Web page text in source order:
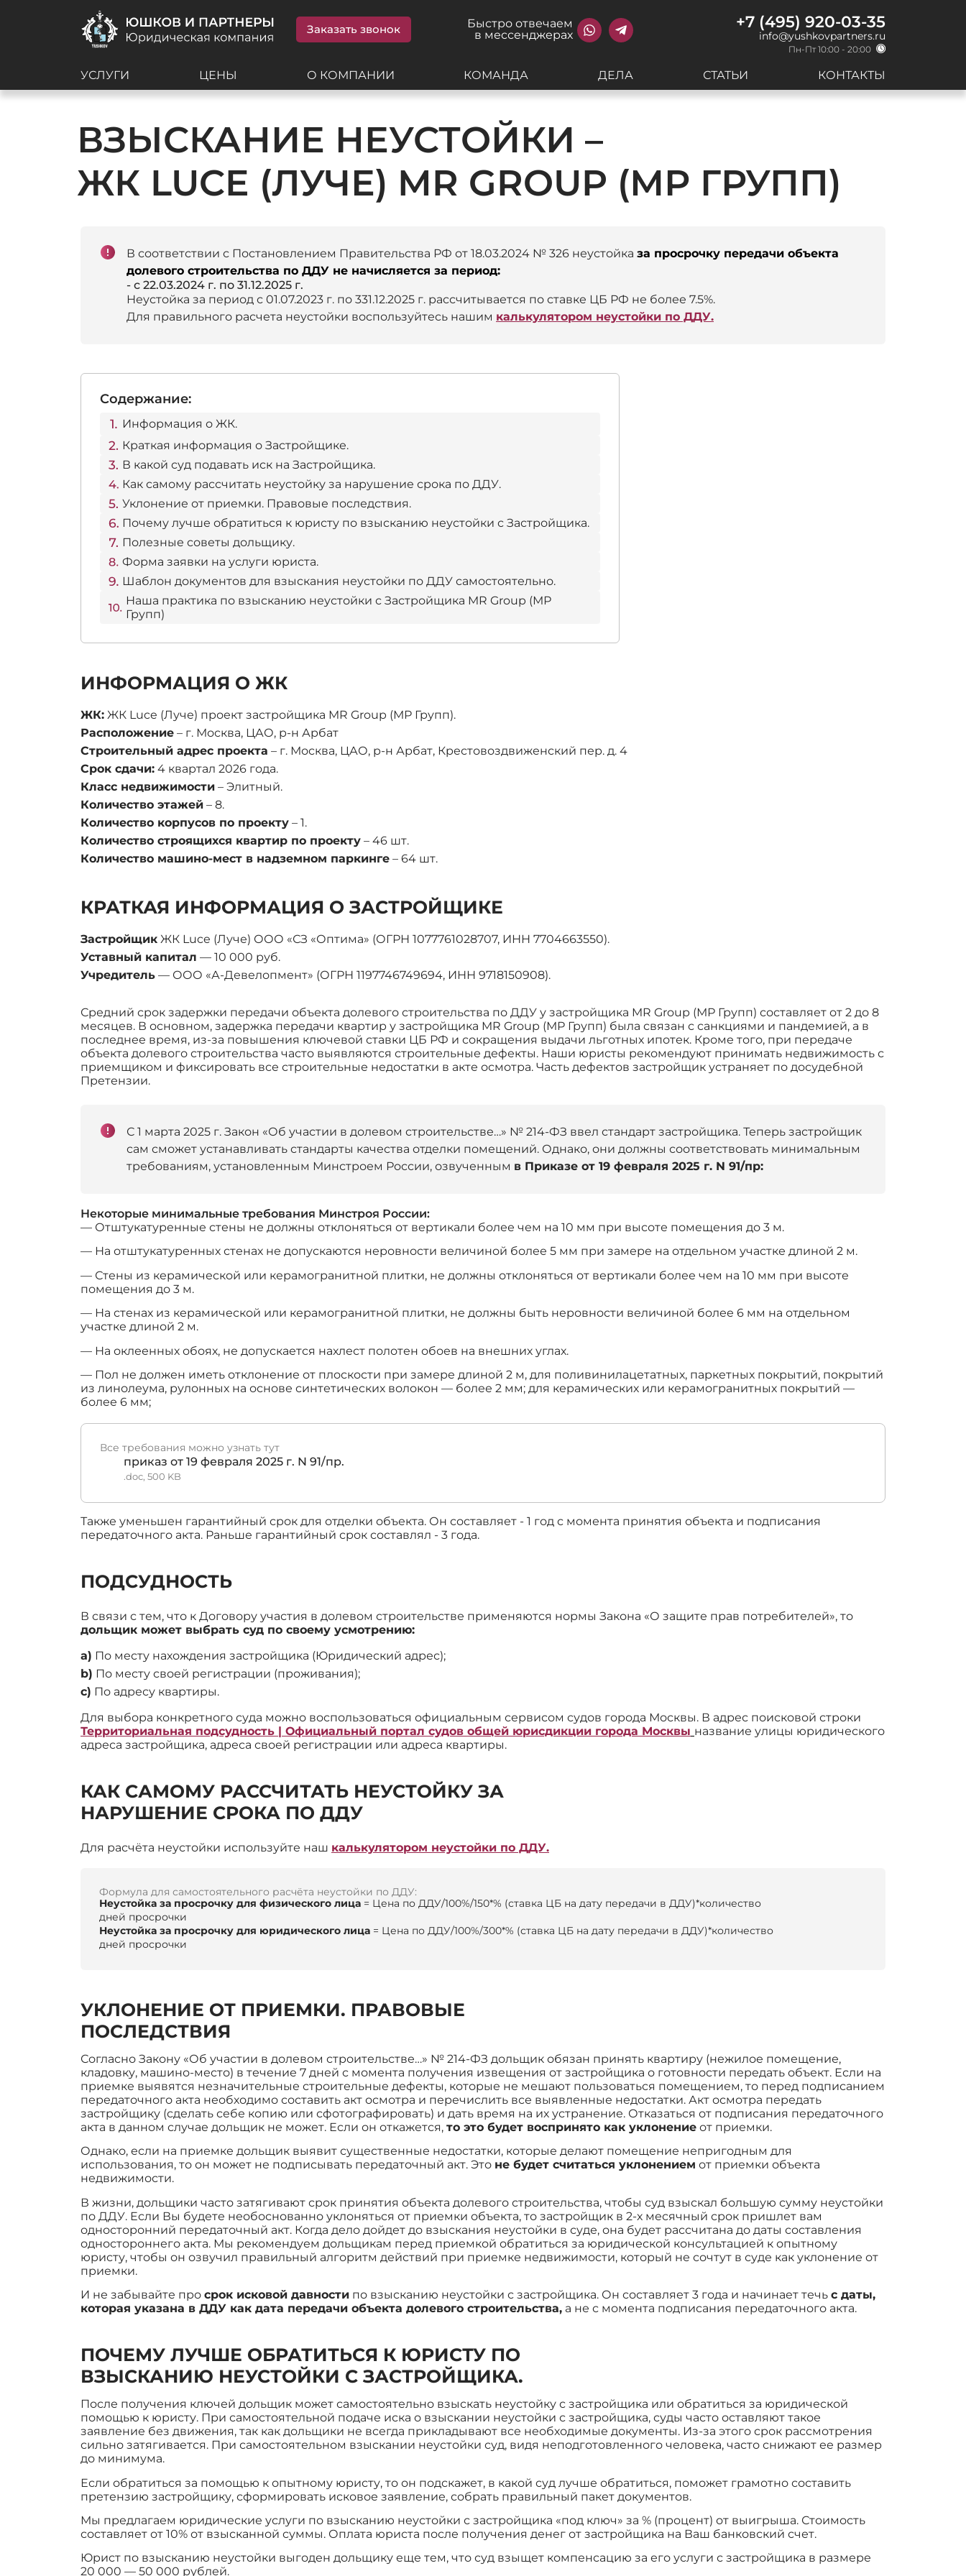
Заказать звонок
Быстро отвечаем
в мессенджерах
+7 (495) 920-03-35
info@yushkovpartners.ru
Пн-Пт 10:00 - 20:00
УСЛУГИ ЦЕНЫ О КОМПАНИИ КОМАНДА ДЕЛА СТАТЬИ КОНТАКТЫ
ВЗЫСКАНИЕ НЕУСТОЙКИ –
ЖК LUCE (ЛУЧЕ) MR GROUP (МР ГРУПП)
В соответствии с Постановлением Правительства РФ от 18.03.2024 № 326 неустойка за просрочку передачи объекта
долевого строительства по ДДУ не начисляется за период:
- с 22.03.2024 г. по 31.12.2025 г.
Неустойка за период с 01.07.2023 г. по 331.12.2025 г. рассчитывается по ставке ЦБ РФ не более 7.5%.
Для правильного расчета неустойки воспользуйтесь нашим калькулятором неустойки по ДДУ.
Содержание:
Информация о ЖК.
Краткая информация о Застройщике.
В какой суд подавать иск на Застройщика.
Как самому рассчитать неустойку за нарушение срока по ДДУ.
Уклонение от приемки. Правовые последствия.
Почему лучше обратиться к юристу по взысканию неустойки с Застройщика.
Полезные советы дольщику.
Форма заявки на услуги юриста.
Шаблон документов для взыскания неустойки по ДДУ самостоятельно.
Наша практика по взысканию неустойки с Застройщика MR Group (МР
Групп)
ИНФОРМАЦИЯ О ЖК
ЖК: ЖК Luce (Луче) проект застройщика MR Group (МР Групп).
Расположение – г. Москва, ЦАО, р-н Арбат
Строительный адрес проекта – г. Москва, ЦАО, р-н Арбат, Крестовоздвиженский пер. д. 4
Срок сдачи: 4 квартал 2026 года.
Класс недвижимости – Элитный.
Количество этажей – 8.
Количество корпусов по проекту – 1.
Количество строящихся квартир по проекту – 46 шт.
Количество машино-мест в надземном паркинге – 64 шт.
КРАТКАЯ ИНФОРМАЦИЯ О ЗАСТРОЙЩИКЕ
Застройщик ЖК Luce (Луче) ООО «СЗ «Оптима» (ОГРН 1077761028707, ИНН 7704663550).
Уставный капитал — 10 000 руб.
Учредитель — ООО «А-Девелопмент» (ОГРН 1197746749694, ИНН 9718150908).
Средний срок задержки передачи объекта долевого строительства по ДДУ у застройщика MR Group (МР Групп) составляет от 2 до 8
месяцев. В основном, задержка передачи квартир у застройщика MR Group (МР Групп) была связан с санкциями и пандемией, а в
последнее время, из-за повышения ключевой ставки ЦБ РФ и сокращения выдачи льготных ипотек. Кроме того, при передаче
объекта долевого строительства часто выявляются строительные дефекты. Наши юристы рекомендуют принимать недвижимость с
приемщиком и фиксировать все строительные недостатки в акте осмотра. Часть дефектов застройщик устраняет по досудебной
Претензии.
С 1 марта 2025 г. Закон «Об участии в долевом строительстве…» № 214-ФЗ ввел стандарт застройщика. Теперь застройщик
сам сможет устанавливать стандарты качества отделки помещений. Однако, они должны соответствовать минимальным
требованиям, установленным Минстроем России, озвученным в Приказе от 19 февраля 2025 г. N 91/пр:
Некоторые минимальные требования Минстроя России:
— Отштукатуренные стены не должны отклоняться от вертикали более чем на 10 мм при высоте помещения до 3 м.
— На отштукатуренных стенах не допускаются неровности величиной более 5 мм при замере на отдельном участке длиной 2 м.
— Стены из керамической или керамогранитной плитки, не должны отклоняться от вертикали более чем на 10 мм при высоте
помещения до 3 м.
— На стенах из керамической или керамогранитной плитки, не должны быть неровности величиной более 6 мм на отдельном
участке длиной 2 м.
— На оклеенных обоях, не допускается нахлест полотен обоев на внешних углах.
— Пол не должен иметь отклонение от плоскости при замере длиной 2 м, для поливинилацетатных, паркетных покрытий, покрытий
из линолеума, рулонных на основе синтетических волокон — более 2 мм; для керамических или керамогранитных покрытий —
более 6 мм;
Все требования можно узнать тут
приказ от 19 февраля 2025 г. N 91/пр.
.doc, 500 KB
Также уменьшен гарантийный срок для отделки объекта. Он составляет - 1 год с момента принятия объекта и подписания
передаточного акта. Раньше гарантийный срок составлял - 3 года.
ПОДСУДНОСТЬ
В связи с тем, что к Договору участия в долевом строительстве применяются нормы Закона «О защите прав потребителей», то
дольщик может выбрать суд по своему усмотрению:
a) По месту нахождения застройщика (Юридический адрес);
b) По месту своей регистрации (проживания);
c) По адресу квартиры.
Для выбора конкретного суда можно воспользоваться официальным сервисом судов города Москвы. В адрес поисковой строки
Территориальная подсудность | Официальный портал судов общей юрисдикции города Москвы название улицы юридического
адреса застройщика, адреса своей регистрации или адреса квартиры.
КАК САМОМУ РАССЧИТАТЬ НЕУСТОЙКУ ЗА
НАРУШЕНИЕ СРОКА ПО ДДУ
Для расчёта неустойки используйте наш калькулятором неустойки по ДДУ.
Формула для самостоятельного расчёта неустойки по ДДУ:
Неустойка за просрочку для физического лица = Цена по ДДУ/100%/150*% (ставка ЦБ на дату передачи в ДДУ)*количество
дней просрочки
Неустойка за просрочку для юридического лица = Цена по ДДУ/100%/300*% (ставка ЦБ на дату передачи в ДДУ)*количество
дней просрочки
УКЛОНЕНИЕ ОТ ПРИЕМКИ. ПРАВОВЫЕ
ПОСЛЕДСТВИЯ
Согласно Закону «Об участии в долевом строительстве…» № 214-ФЗ дольщик обязан принять квартиру (нежилое помещение,
кладовку, машино-место) в течение 7 дней с момента получения извещения от застройщика о готовности передать объект. Если на
приемке выявятся незначительные строительные дефекты, которые не мешают пользоваться помещением, то перед подписанием
передаточного акта необходимо составить акт осмотра и перечислить все выявленные недостатки. Акт осмотра передать
застройщику (сделать себе копию или сфотографировать) и дать время на их устранение. Отказаться от подписания передаточного
акта в данном случае дольщик не может. Если он откажется, то это будет воспринято как уклонение от приемки.
Однако, если на приемке дольщик выявит существенные недостатки, которые делают помещение непригодным для
использования, то он может не подписывать передаточный акт. Это не будет считаться уклонением от приемки объекта
недвижимости.
В жизни, дольщики часто затягивают срок принятия объекта долевого строительства, чтобы суд взыскал большую сумму неустойки
по ДДУ. Если Вы будете необоснованно уклоняться от приемки объекта, то застройщик в 2-х месячный срок пришлет вам
односторонний передаточный акт. Когда дело дойдет до взыскания неустойки в суде, она будет рассчитана до даты составления
одностороннего акта. Мы рекомендуем дольщикам перед приемкой обратиться за юридической консультацией к опытному
юристу, чтобы он озвучил правильный алгоритм действий при приемке недвижимости, который не сочтут в суде как уклонение от
приемки.
И не забывайте про срок исковой давности по взысканию неустойки с застройщика. Он составляет 3 года и начинает течь с даты,
которая указана в ДДУ как дата передачи объекта долевого строительства, а не с момента подписания передаточного акта.
ПОЧЕМУ ЛУЧШЕ ОБРАТИТЬСЯ К ЮРИСТУ ПО
ВЗЫСКАНИЮ НЕУСТОЙКИ С ЗАСТРОЙЩИКА.
После получения ключей дольщик может самостоятельно взыскать неустойку с застройщика или обратиться за юридической
помощью к юристу. При самостоятельной подаче иска о взыскании неустойки с застройщика, суды часто оставляют такое
заявление без движения, так как дольщики не всегда прикладывают все необходимые документы. Из-за этого срок рассмотрения
сильно затягивается. При самостоятельном взыскании неустойки суд, видя неподготовленного человека, часто снижают ее размер
до минимума.
Если обратиться за помощью к опытному юристу, то он подскажет, в какой суд лучше обратиться, поможет грамотно составить
претензию застройщику, сформировать исковое заявление, собрать правильный пакет документов.
Мы предлагаем юридические услуги по взысканию неустойки с застройщика «под ключ» за % (процент) от выигрыша. Стоимость
составляет от 10% от взысканной суммы. Оплата юриста после получения денег от застройщика на Ваш банковский счет.
Юрист по взысканию неустойки выгоден дольщику еще тем, что суд взыщет компенсацию за его услуги с застройщика в размере
20 000 — 50 000 рублей.